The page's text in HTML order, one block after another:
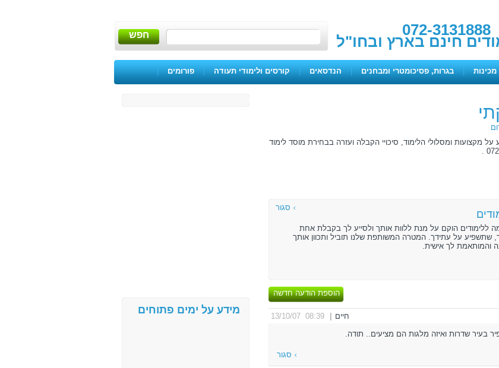
072-3131888
חינם בארץ ובחו"ל חפש
מכינות | בגרות, פסיכומטרי ומבחנים | הנדסאים | קורסים ולימודי תעודה | פורומים |
מקצועות ומסלולי הלימוד, סיכויי הקבלה ועזרה בבחירת מוסד לימוד
ללימודים הוקם על מנת ללוות אותך ולסייע לך בקבלת אחת
שתשפיע על עתידך. המטרה המשותפת שלנו תוביל ותכוון אותך
והמותאמת לך אישית.
סגור
הוספת הודעה חדשה
חיים
08:39 13/10/07
שדרות ואיזה מלגות הם מציעים.. תודה.
סגור
מידע על ימים פתוחים